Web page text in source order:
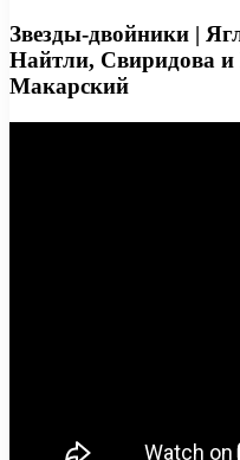
Звезды-двойники |
Найтли, Свиридова и
Макарский